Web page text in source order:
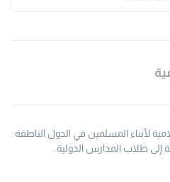
لأبناء المسلمين في الدول الناطقة
إلى طلاب المدارس الدولية.